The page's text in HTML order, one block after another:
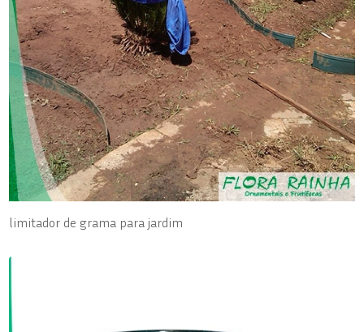
limitador de grama para jardim